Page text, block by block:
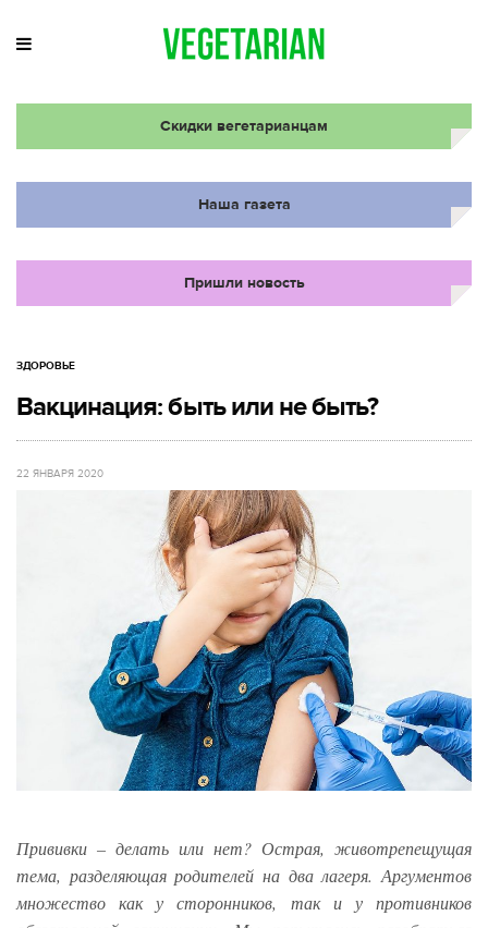
Скидки вегетарианцам
Наша газета
Пришли новость
ЗДОРОВЬЕ
Вакцинация: быть или не быть?
22 ЯНВАРЯ 2020
Прививки – делать или нет? Острая, животрепещущая
тема, разделяющая родителей на два лагеря. Аргументов
множество как у сторонников, так и у противников